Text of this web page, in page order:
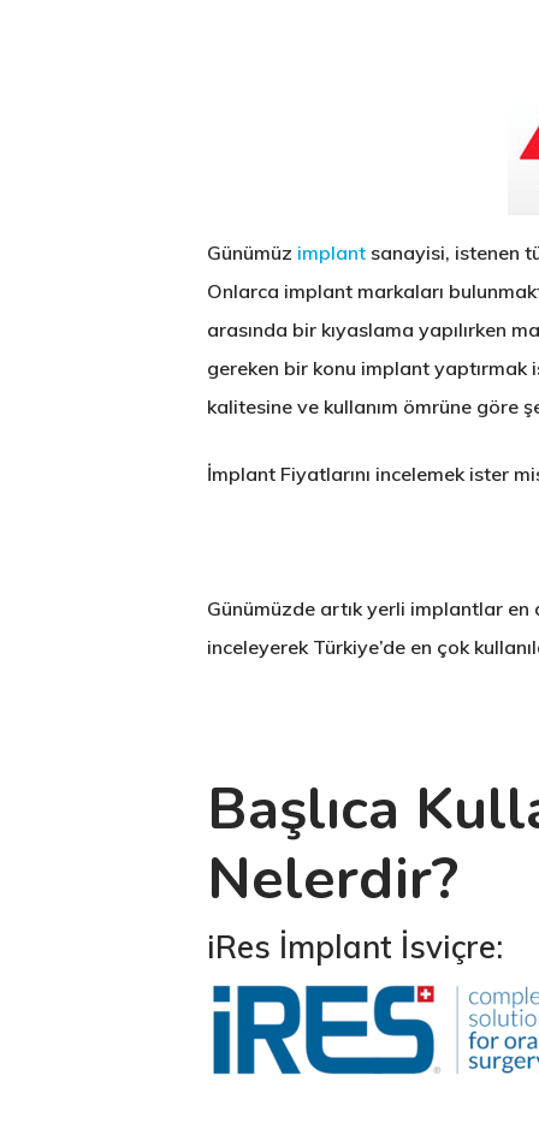
Günümüz implant sanayisi, istenen
Onlarca implant markaları
arasında bir kıyaslama yapılırken
gereken bir konu implant yaptırmak
kalitesine ve kullanım ömrüne göre
İmplant Fiyatlarını incelemek ister
Günümüzde artık yerli implantlar
inceleyerek Türkiye’de en çok
Başlıca
Nelerdir?
iRes İmplant İsviçre: